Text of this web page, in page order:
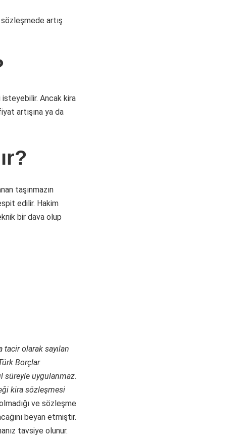
sözleşmede artış
isteyebilir. Ancak kira
artışına ya da
taşınmazın
edilir. Hakim
bir dava olup
tacir olarak sayılan
Borçlar
süreyle uygulanmaz.
kira sözleşmesi
ve sözleşme
beyan etmiştir.
tavsiye olunur.